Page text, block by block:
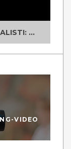
UNO TWO DREI 2015/2016, I FINALISTI: CLASSE IV ALS ISTITUTO "DEGASPERI" BORGO VALSUGANA
VIDEO